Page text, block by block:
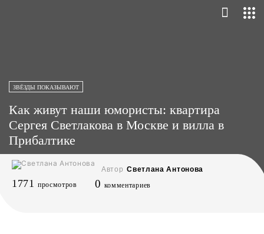
ЗВЁЗДЫ ПОКАЗЫВАЮТ
Как живут наши юмористы: квартира
Сергея Светлакова в Москве и вилла в
Прибалтике
Автор Светлана Антонова
1771 просмотров 0 комментариев